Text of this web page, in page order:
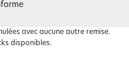
avec aucune autre remise.
disponibles.